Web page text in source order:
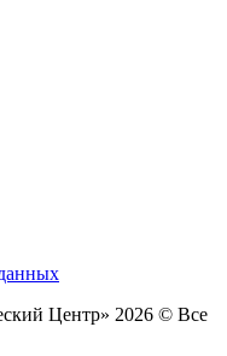
Центр» 2026 © Все